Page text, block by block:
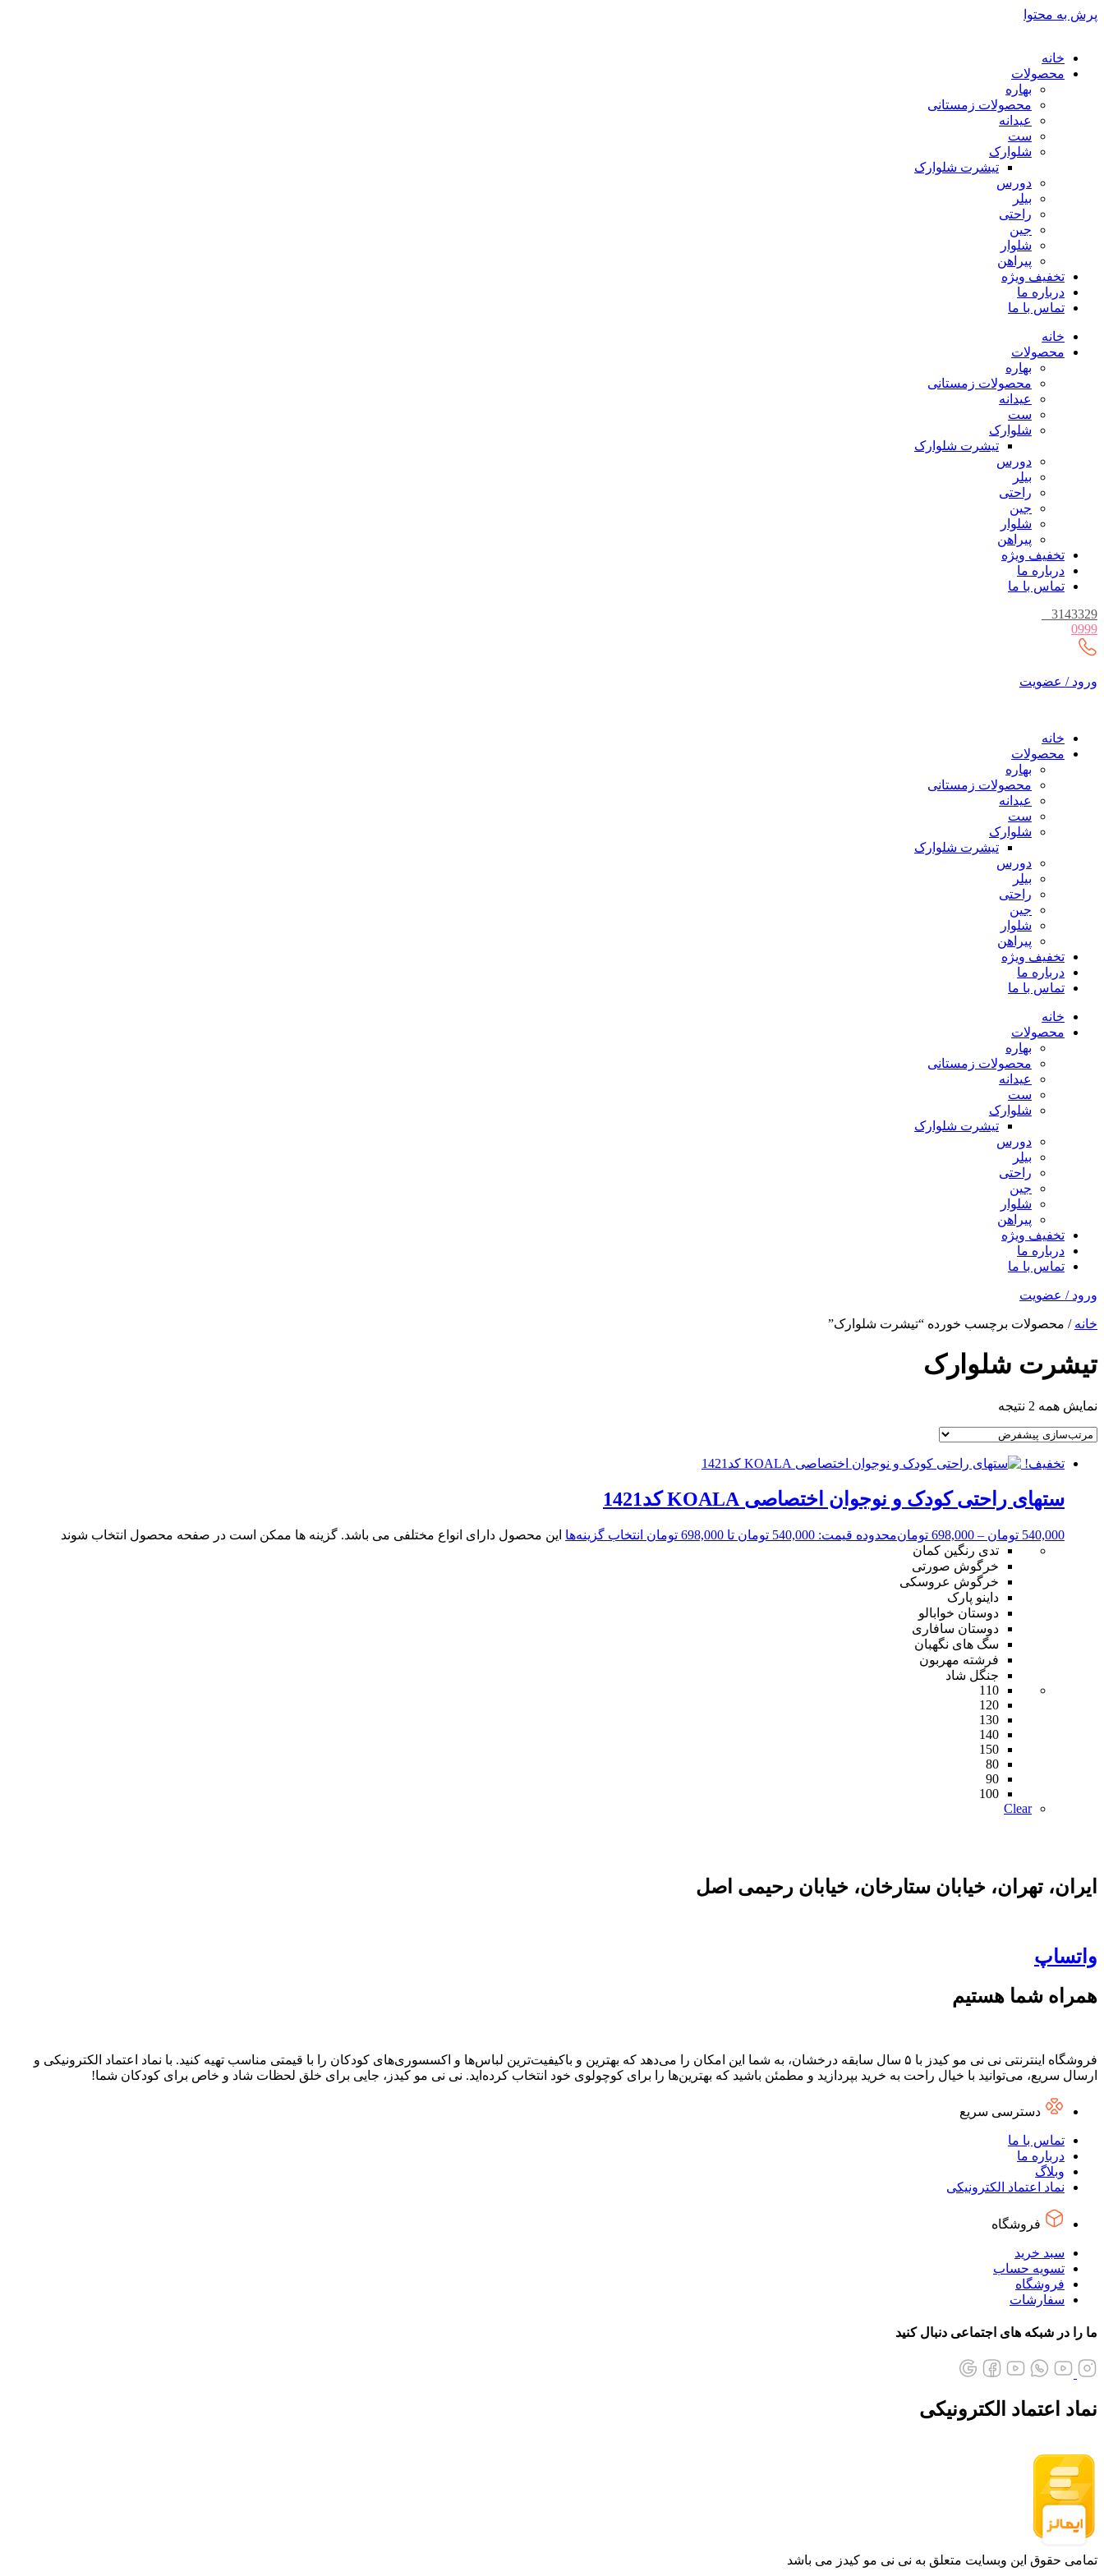
پرش به محتوا
خانه
محصولات
بهاره
محصولات زمستانی
عیدانه
ست
شلوارک
تیشرت شلوارک
دورس
بیلر
راحتی
جین
شلوار
پیراهن
تخفیف ویژه
درباره ما
تماس با ما
خانه
محصولات
بهاره
محصولات زمستانی
عیدانه
ست
شلوارک
تیشرت شلوارک
دورس
بیلر
راحتی
جین
شلوار
پیراهن
تخفیف ویژه
درباره ما
تماس با ما
3143329
0999
ورود / عضویت
خانه
محصولات
بهاره
محصولات زمستانی
عیدانه
ست
شلوارک
تیشرت شلوارک
دورس
بیلر
راحتی
جین
شلوار
پیراهن
تخفیف ویژه
درباره ما
تماس با ما
خانه
محصولات
بهاره
محصولات زمستانی
عیدانه
ست
شلوارک
تیشرت شلوارک
دورس
بیلر
راحتی
جین
شلوار
پیراهن
تخفیف ویژه
درباره ما
تماس با ما
ورود / عضویت
خانه / محصولات برچسب خورده “تیشرت شلوارک”
تیشرت شلوارک
نمایش همه 2 نتیجه
تخفیف!
ستهای راحتی کودک و نوجوان اختصاصی KOALA کد1421
540,000 تومان –
698,000 تومانمحدوده قیمت: 540,000 تومان تا 698,000 تومان انتخاب گزینه‌ها این محصول دارای انواع مختلفی می باشد. گزینه ها ممکن است در صفحه محصول انتخاب شوند
تدی رنگین کمان
خرگوش صورتی
خرگوش عروسکی
داینو پارک
دوستان خوابالو
دوستان سافاری
سگ های نگهبان
فرشته مهربون
جنگل شاد
110
120
130
140
150
80
90
100
Clear
ایران، تهران، خیابان ستارخان، خیابان رحیمی اصل
واتساپ
همراه شما هستیم
فروشگاه اینترنتی نی نی مو کیدز با ۵ سال سابقه درخشان، به شما این امکان را می‌دهد که بهترین و باکیفیت‌ترین لباس‌ها و اکسسوری‌های کودکان را با قیمتی مناسب تهیه کنید. با نماد اعتماد الکترونیکی و
ارسال سریع، می‌توانید با خیال راحت به خرید بپردازید و مطمئن باشید که بهترین‌ها را برای کوچولوی خود انتخاب کرده‌اید. نی نی مو کیدز، جایی برای خلق لحظات شاد و خاص برای کودکان شما!
دسترسی سریع
تماس با ما
درباره ما
وبلاگ
نماد اعتماد الکترونیکی
فروشگاه
سبد خرید
تسویه حساب
فروشگاه
سفارشات
ما را در شبکه های اجتماعی دنبال کنید
نماد اعتماد الکترونیکی
تمامی حقوق این وبسایت متعلق به نی نی مو کیدز می باشد